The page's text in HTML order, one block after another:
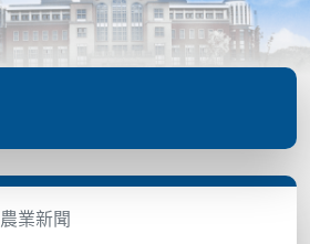
農業新聞